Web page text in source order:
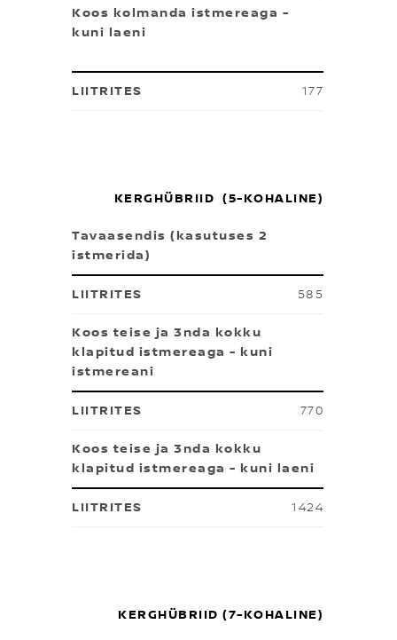
Koos kolmanda istmereaga -
kuni laeni
177
KERGHÜBRIID (5-KOHALINE)
Tavaasendis (kasutuses 2
istmerida)
585
Koos teise ja 3nda kokku
klapitud istmereaga - kuni
istmereani
770
Koos teise ja 3nda kokku
klapitud istmereaga - kuni laeni
1424
KERGHÜBRIID (7-KOHALINE)